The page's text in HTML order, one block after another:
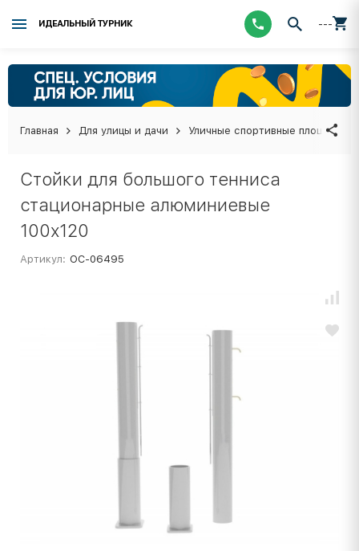
ИДЕАЛЬНЫЙ ТУРНИК ---
Главная Для улицы и дачи Уличные спортивные площадки
Стойки для большого тенниса
стационарные алюминиевые
100х120
Артикул: ОС-06495